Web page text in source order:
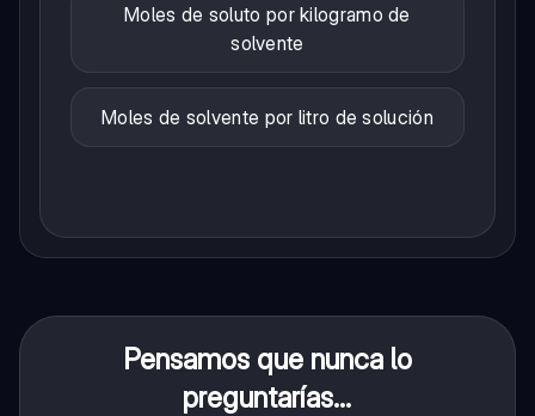
Moles de soluto por kilogramo de
solvente
Moles de solvente por litro de solución
Pensamos que nunca lo
preguntarías...